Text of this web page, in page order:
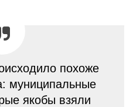
похоже
муниципальные
якобы взяли